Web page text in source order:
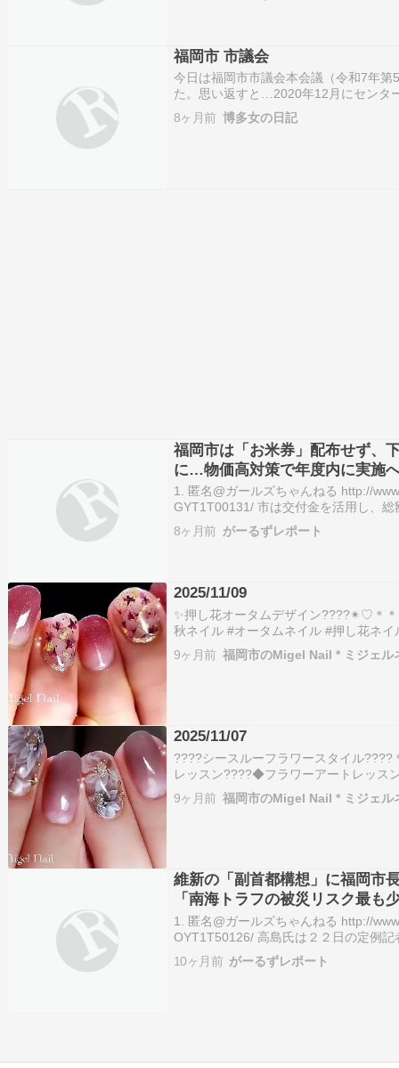
福岡市 市議会
今日は福岡市市議会本会議（令和7年
た。思い返すと…2020年12月にセンタ
の殺処分問題について、2021年6月の
会質問してくださったのが始まりです
8ヶ月前 博多女の日記
福岡市は「お米券」配布せず、
に…物価高対策で年度内に実施
1. 匿名@ガールズちゃんねる http://
GYT1T00131/ 市は交付金を活用し、
う。下水道使用料の２か月分無料化に
介護・障害者施設…
8ヶ月前 がーるずレポート
2025/11/09
✨️押し花オータムデザイン????✴♡＊
秋ネイル #オータムネイル #押し花ネ
#ボルドーネイル #シンプルネイル #パ
ネイル #艶ネイル #ドライフラワーネ
9ヶ月前 福岡市のMigel Nail * ミジェル
2025/11/07
????シースルーフラワースタイル
レッスン????◆フラワーアートレッス
✨????美しい花びらを描く為の音声
基本を学ぶと、YouTubeでご紹介して
9ヶ月前 福岡市のMigel Nail * ミジェル
維新の「副首都構想」に福岡市
「南海トラフの被災リスク最も
1. 匿名@ガールズちゃんねる http://
OYT1T50126/ 高島氏は２２日の定例
被災リスクが最も少ない」と、首都・
をアピール。 2…
10ヶ月前 がーるずレポート